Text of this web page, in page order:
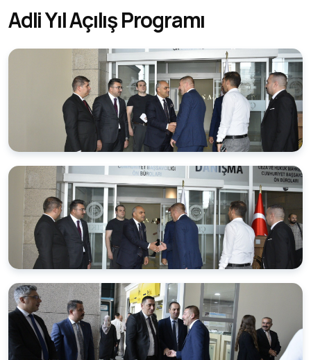
Adli Yıl Açılış Programı